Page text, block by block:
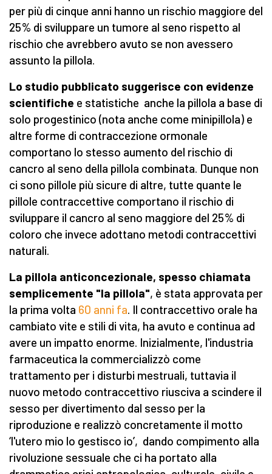
per più di cinque anni hanno un rischio maggiore del
25% di sviluppare un tumore al seno rispetto al
rischio che avrebbero avuto se non avessero
assunto la pillola.
Lo studio pubblicato suggerisce con evidenze
scientifiche e statistiche anche la pillola a base di
solo progestinico (nota anche come minipillola) e
altre forme di contraccezione ormonale
comportano lo stesso aumento del rischio di
cancro al seno della pillola combinata. Dunque non
ci sono pillole più sicure di altre, tutte quante le
pillole contraccettive comportano il rischio di
sviluppare il cancro al seno maggiore del 25% di
coloro che invece adottano metodi contraccettivi
naturali.
La pillola anticoncezionale, spesso chiamata
semplicemente "la pillola", è stata approvata per
la prima volta 60 anni fa. Il contraccettivo orale ha
cambiato vite e stili di vita, ha avuto e continua ad
avere un impatto enorme. Inizialmente, l'industria
farmaceutica la commercializzò come
trattamento per i disturbi mestruali, tuttavia il
nuovo metodo contraccettivo riusciva a scindere il
sesso per divertimento dal sesso per la
riproduzione e realizzò concretamente il motto
‘l'utero mio lo gestisco io’, dando compimento alla
rivoluzione sessuale che ci ha portato alla